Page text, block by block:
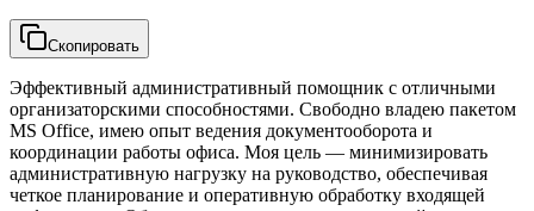
Скопировать
Эффективный административный помощник с отличными
организаторскими способностями. Свободно владею пакетом
MS Office, имею опыт ведения документооборота и
координации работы офиса. Моя цель — минимизировать
административную нагрузку на руководство, обеспечивая
четкое планирование и оперативную обработку входящей